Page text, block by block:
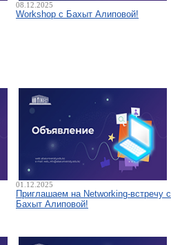
08.12.2025
Workshop с Бахыт Алиповой!
01.12.2025
Приглашаем на Networking-встречу с
Бахыт Алиповой!